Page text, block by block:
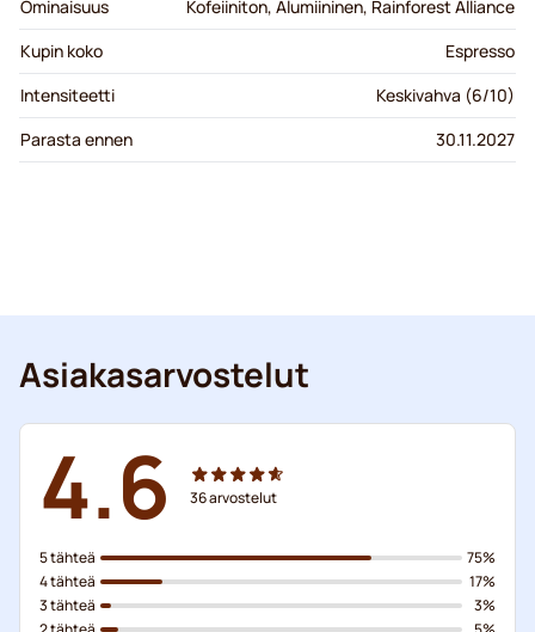
Ominaisuus
Kofeiiniton, Alumiininen, Rainforest Alliance
Kupin koko
Espresso
Intensiteetti
Keskivahva (6/10)
Parasta ennen
30.11.2027
Asiakasarvostelut
4.6 36arvostelut
5 tähteä
4 tähteä
3 tähteä
75%
17%
3%